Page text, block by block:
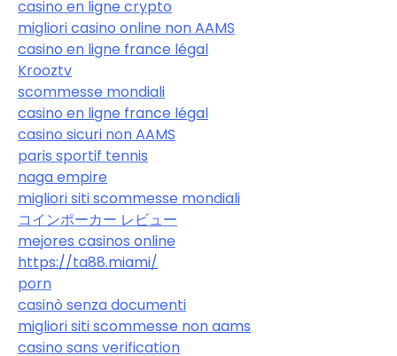
casino en ligne crypto
migliori casino online non AAMS
casino en ligne france légal
Krooztv
scommesse mondiali
casino en ligne france légal
casino sicuri non AAMS
paris sportif tennis
naga empire
migliori siti scommesse mondiali
コインポーカー レビュー
mejores casinos online
https://ta88.miami/
porn
casinò senza documenti
migliori siti scommesse non aams
casino sans verification